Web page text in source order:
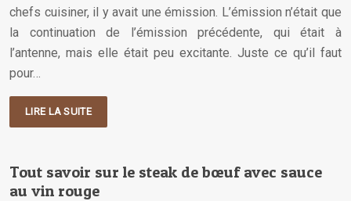
chefs cuisiner, il y avait une émission. L’émission n’était que
la continuation de l’émission précédente, qui était à
l’antenne, mais elle était peu excitante. Juste ce qu’il faut
pour…
LIRE LA SUITE
Tout savoir sur le steak de bœuf avec sauce
au vin rouge